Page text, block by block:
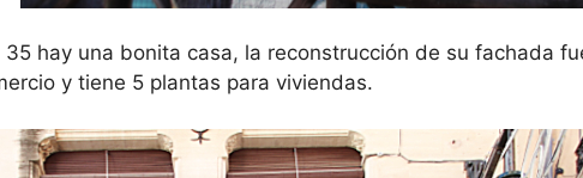
35 hay una bonita casa, la reconstrucción de su fachada
y tiene 5 plantas para viviendas.